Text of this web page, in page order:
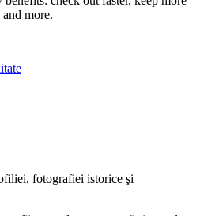
more.
fotografiei istorice şi